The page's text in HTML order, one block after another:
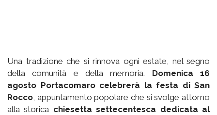
Una tradizione che si rinnova ogni estate, nel segno
della comunità e della memoria. Domenica 16
agosto Portacomaro celebrerà la festa di San
Rocco, appuntamento popolare che si svolge attorno
alla storica chiesetta settecentesca dedicata al